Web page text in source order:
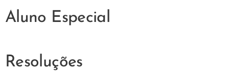
Aluno Especial
Resoluções